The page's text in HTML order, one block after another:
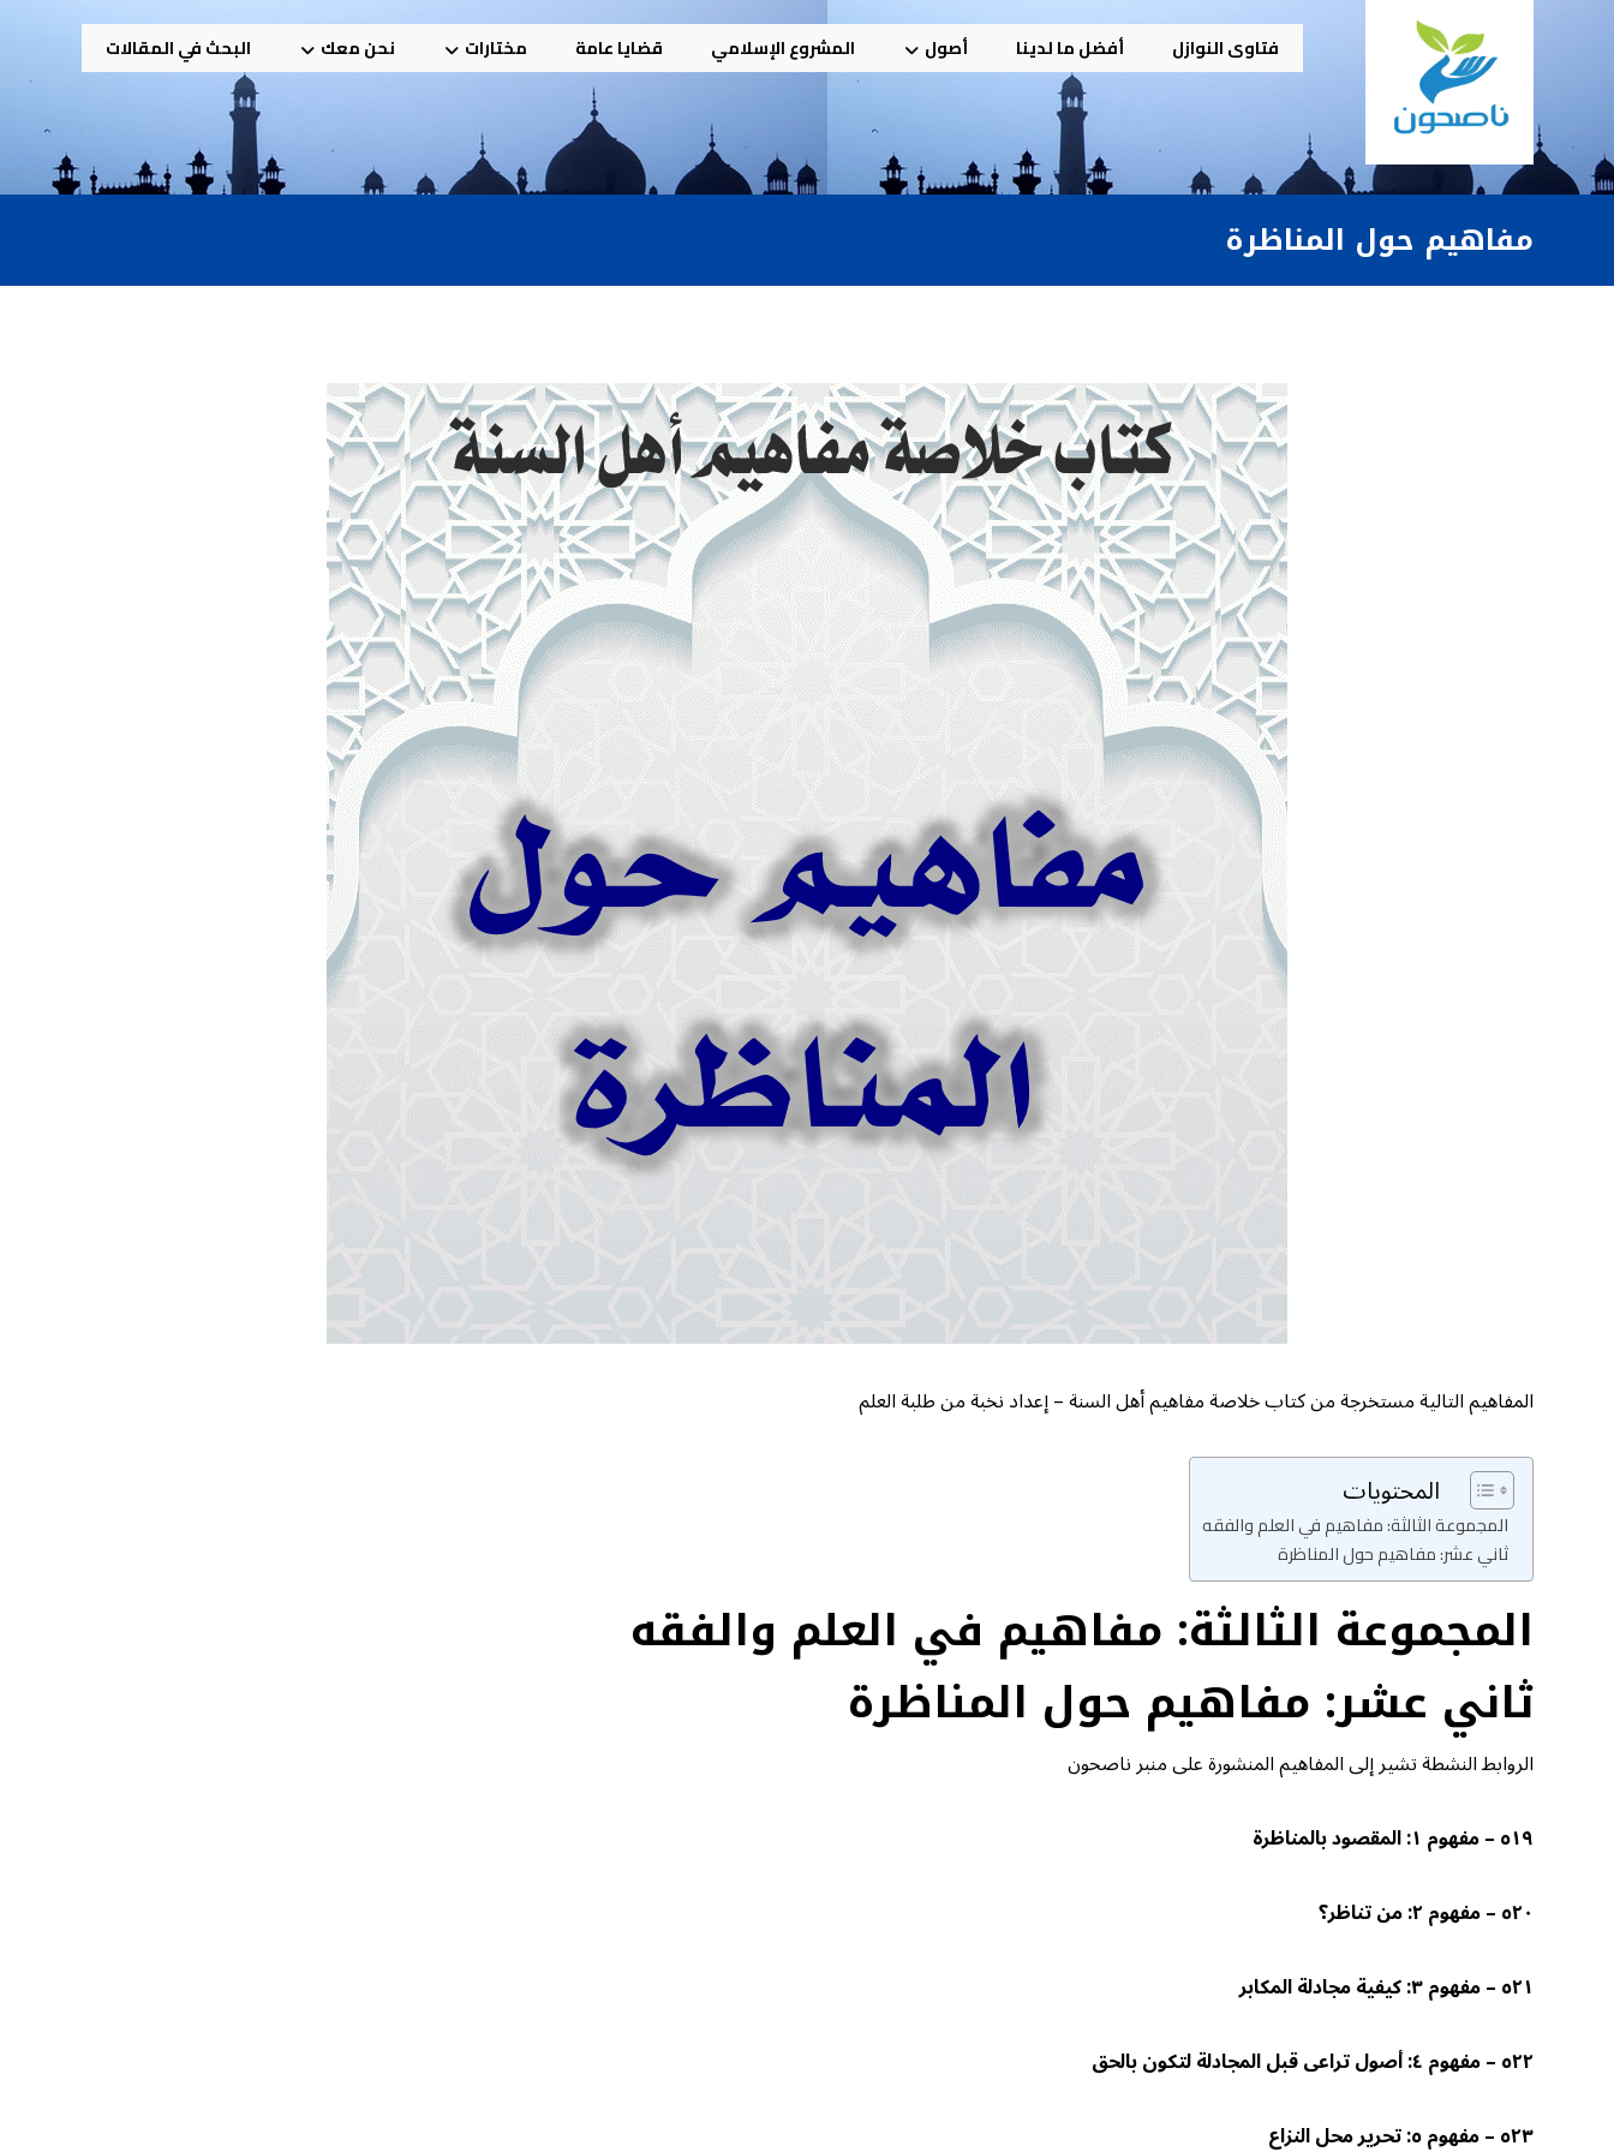
فتاوى النوازل أفضل ما لدينا أصول المشروع الإسلامي قضايا عامة مختارات نحن معك البحث في المقالات
مفاهيم حول المناظرة
المفاهيم التالية مستخرجة من كتاب خلاصة مفاهيم أهل السنة – إعداد نخبة من طلبة العلم
المحتويات
المجموعة الثالثة: مفاهيم في العلم والفقه
ثاني عشر: مفاهيم حول المناظرة
المجموعة الثالثة: مفاهيم في العلم والفقه
ثاني عشر: مفاهيم حول المناظرة
الروابط النشطة تشير إلى المفاهيم المنشورة على منبر ناصحون
٥١٩ – مفهوم ١: المقصود بالمناظرة
٥٢٠ – مفهوم ٢: من تناظر؟
٥٢١ – مفهوم ٣: كيفية مجادلة المكابر
٥٢٢ – مفهوم ٤: أصول تراعى قبل المجادلة لتكون بالحق
٥٢٣ – مفهوم ٥: تحرير محل النزاع